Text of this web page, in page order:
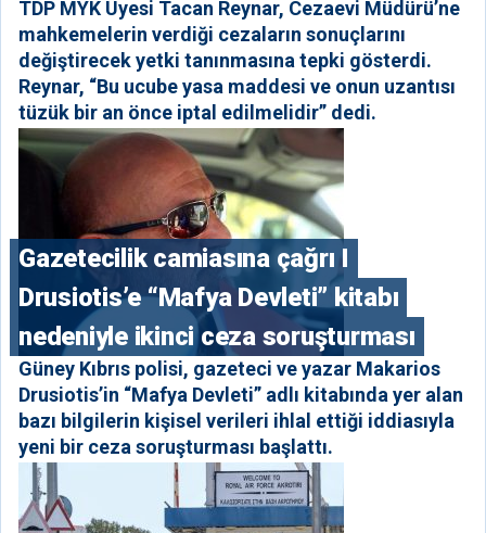
TDP MYK Üyesi Tacan Reynar, Cezaevi Müdürü’ne
mahkemelerin verdiği cezaların sonuçlarını
değiştirecek yetki tanınmasına tepki gösterdi.
Reynar, “Bu ucube yasa maddesi ve onun uzantısı
tüzük bir an önce iptal edilmelidir” dedi.
Gazetecilik camiasına çağrı I
⁠Drusiotis’e “Mafya Devleti” kitabı
nedeniyle ikinci ceza soruşturması
Güney Kıbrıs polisi, gazeteci ve yazar Makarios
Drusiotis’in “Mafya Devleti” adlı kitabında yer alan
bazı bilgilerin kişisel verileri ihlal ettiği iddiasıyla
yeni bir ceza soruşturması başlattı.